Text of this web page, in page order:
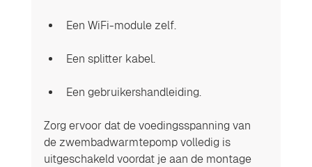
Een WiFi-module zelf.
Een splitter kabel.
Een gebruikershandleiding.
Zorg ervoor dat de voedingsspanning van
de zwembadwarmtepomp volledig is
uitgeschakeld voordat je aan de montage